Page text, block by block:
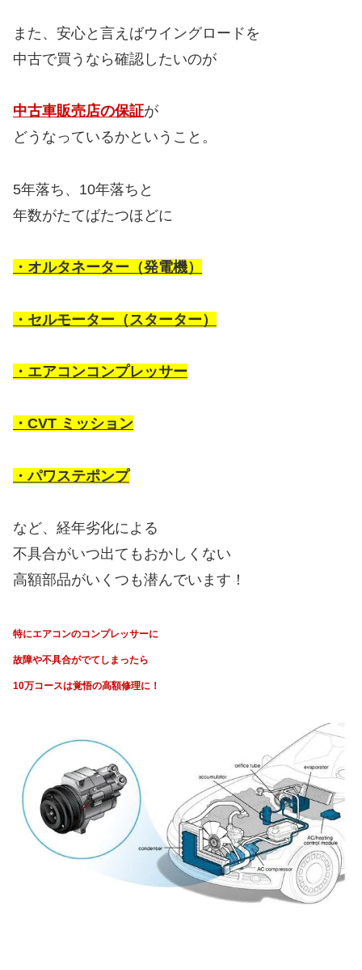
また、安心と言えばウイングロードを
中古で買うなら確認したいのが
中古車販売店の保証が
どうなっているかということ。
5年落ち、10年落ちと
年数がたてばたつほどに
・オルタネーター（発電機）
・セルモーター（スターター）
・エアコンコンプレッサー
・CVT ミッション
・パワステポンプ
など、経年劣化による
不具合がいつ出てもおかしくない
高額部品がいくつも潜んでいます！
特にエアコンのコンプレッサーに
故障や不具合がでてしまったら
10万コースは覚悟の高額修理に！